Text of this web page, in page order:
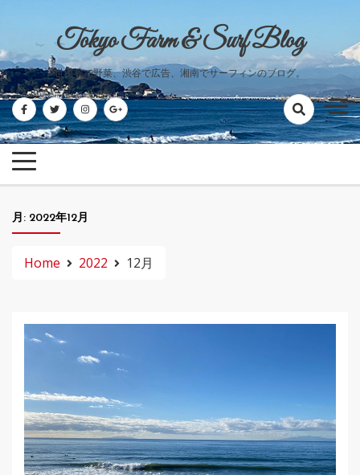
content
Tokyo Farm & Surf Blog
世田谷で野菜、渋谷で広告、湘南でサーフィンのブログ。
月: 2022年12月
Home 2022 12月